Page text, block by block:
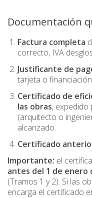
Documentación
Factura completa
correcto, IVA
Justificante de
tarjeta o
Certificado de
las obras,
(arquitecto o
alcanzado.
Certificado
Importante: el
antes del 1 de enero
(Tramos 1 y 2). Si las
encarga el certificado